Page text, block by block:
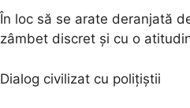
În loc să se arate deranjată
zâmbet discret și cu o
Dialog civilizat cu polițiștii